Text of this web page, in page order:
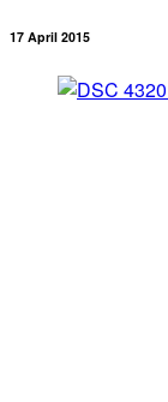
17 April 2015